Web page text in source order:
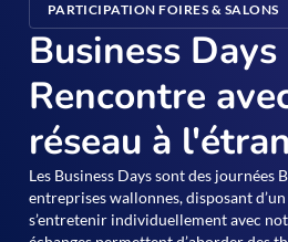
PARTICIPATION FOIRES & SALONS
Business
Rencontre
réseau à
Les Business Days sont des journées
entreprises wallonnes, disposant
s’entretenir individuellement avec